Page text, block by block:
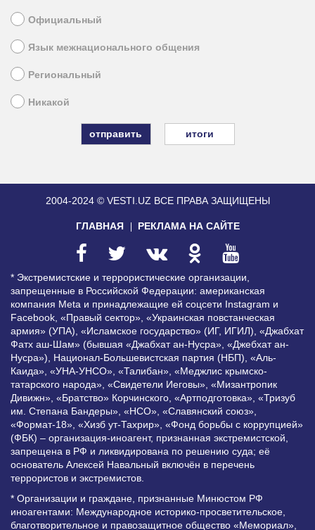
Официальный
Язык межнационального общения
Региональный
Никакой
итоги
2004-2024 © VESTI.UZ ВСЕ ПРАВА ЗАЩИЩЕНЫ
ГЛАВНАЯ РЕКЛАМА НА САЙТЕ
* Экстремистские и террористические организации,
запрещенные в Российской Федерации: американская
компания Meta и принадлежащие ей соцсети Instagram и
Facebook, «Правый сектор», «Украинская повстанческая
армия» (УПА), «Исламское государство» (ИГ, ИГИЛ), «Джабхат
Фатх аш-Шам» (бывшая «Джабхат ан-Нусра», «Джебхат ан-
Нусра»), Национал-Большевистская партия (НБП), «Аль-
Каида», «УНА-УНСО», «Талибан», «Меджлис крымско-
татарского народа», «Свидетели Иеговы», «Мизантропик
Дивижн», «Братство» Корчинского, «Артподготовка», «Тризуб
им. Степана Бандеры», «НСО», «Славянский союз»,
«Формат-18», «Хизб ут-Тахрир», «Фонд борьбы с коррупцией»
(ФБК) – организация-иноагент, признанная экстремистской,
запрещена в РФ и ликвидирована по решению суда; её
основатель Алексей Навальный включён в перечень
террористов и экстремистов.
* Организации и граждане, признанные Минюстом РФ
иноагентами: Международное историко-просветительское,
благотворительное и правозащитное общество «Мемориал»,